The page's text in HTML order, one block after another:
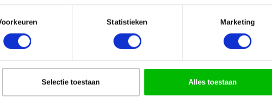
Statistieken Marketing
Selectie toestaan Alles toestaan